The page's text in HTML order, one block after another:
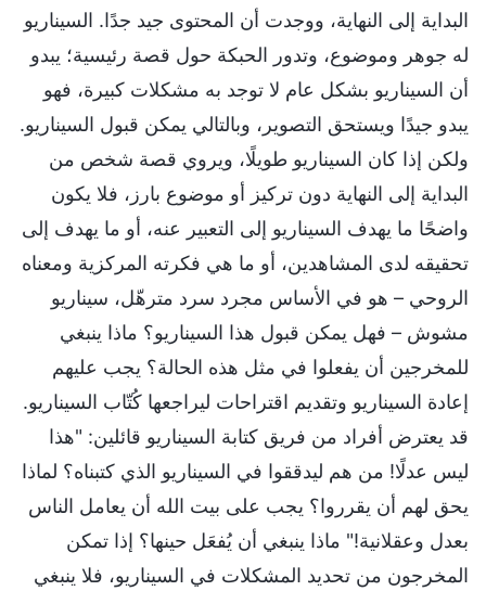
البداية إلى النهاية، ووجدت أن المحتوى جيد جدًا. السيناريو
له جوهر وموضوع، وتدور الحبكة حول قصة رئيسية؛ يبدو
أن السيناريو بشكل عام لا توجد به مشكلات كبيرة، فهو
يبدو جيدًا ويستحق التصوير، وبالتالي يمكن قبول السيناريو.
ولكن إذا كان السيناريو طويلًا، ويروي قصة شخص من
البداية إلى النهاية دون تركيز أو موضوع بارز، فلا يكون
واضحًا ما يهدف السيناريو إلى التعبير عنه، أو ما يهدف إلى
تحقيقه لدى المشاهدين، أو ما هي فكرته المركزية ومعناه
الروحي – هو في الأساس مجرد سرد مترهّل، سيناريو
مشوش – فهل يمكن قبول هذا السيناريو؟ ماذا ينبغي
للمخرجين أن يفعلوا في مثل هذه الحالة؟ يجب عليهم
إعادة السيناريو وتقديم اقتراحات ليراجعها كُتّاب السيناريو.
قد يعترض أفراد من فريق كتابة السيناريو قائلين: "هذا
ليس عدلًا! من هم ليدققوا في السيناريو الذي كتبناه؟ لماذا
يحق لهم أن يقرروا؟ يجب على بيت الله أن يعامل الناس
بعدل وعقلانية!" ماذا ينبغي أن يُفعَل حينها؟ إذا تمكن
المخرجون من تحديد المشكلات في السيناريو، فلا ينبغي